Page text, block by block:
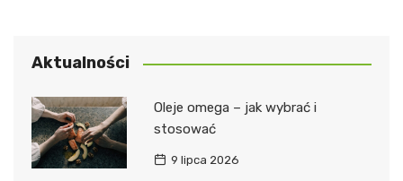
Aktualności
Oleje omega – jak wybrać i
stosować
9 lipca 2026